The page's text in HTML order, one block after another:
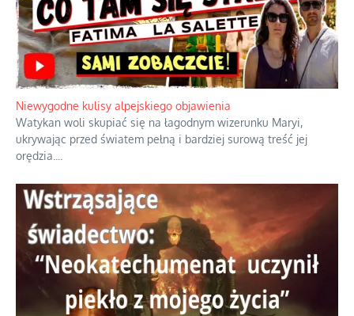
Niewygodne kulisy alpejskiego objawienia
Watykan woli skupiać się na łagodnym wizerunku Maryi,
ukrywając przed światem pełną i bardziej surową treść jej
orędzia.